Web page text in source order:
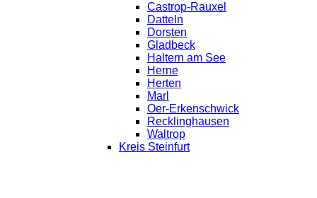
Castrop-Rauxel
Datteln
Dorsten
Gladbeck
Haltern am See
Herne
Herten
Marl
Oer-Erkenschwick
Recklinghausen
Waltrop
Kreis Steinfurt